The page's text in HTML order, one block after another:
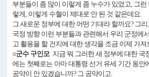
부분들이 좀 많이 이렇게 좀 누수가 있었고, 그런
렇게, 이렇게 수혈이 제대로 안 된 것 같은데요.
그 새로운 정부에 대한 어떤 기대라 할까요? 그
국정 방향 이런 부분들과 관련해서 우리 군정에
고 활용을 할 건지에 대한 생각을 조금 이제 가져
○군수 구인모지금 뭐 그러한 새 정부에 대한 국
에는 첫째로는 아마 대통령 선거 유세 기간 동안
공약이 안 있겠습니까? 그 공약이고.